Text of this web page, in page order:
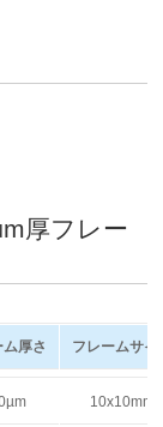
厚フレー
厚さ フレームサイ
10x10mm